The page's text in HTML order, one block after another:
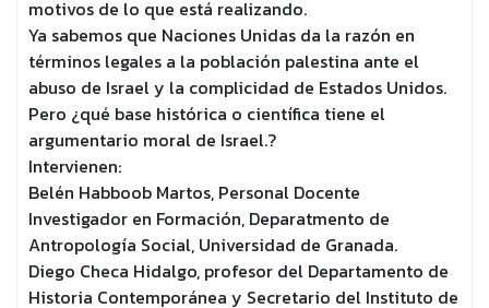
motivos de lo que está realizando.
Ya sabemos que Naciones Unidas da la razón en
términos legales a la población palestina ante el
abuso de Israel y la complicidad de Estados Unidos.
Pero ¿qué base histórica o científica tiene el
argumentario moral de Israel.?
Intervienen:
Belén Habboob Martos, Personal Docente
Investigador en Formación, Deparatmento de
Antropología Social, Universidad de Granada.
Diego Checa Hidalgo, profesor del Departamento de
Historia Contemporánea y Secretario del Instituto de